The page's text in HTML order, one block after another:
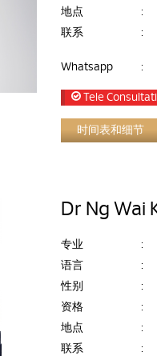
地点
:
联系
:
Whatsapp :
Tele
时间表和细节
Dr Ng Wai
专业 :
语言
:
性别
:
资格
:
地点
:
联系
: